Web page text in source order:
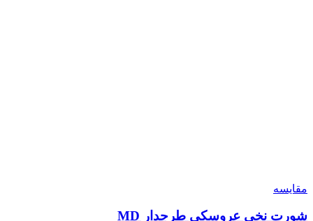
مقایسه
شورت نخی عروسکی طرحدار MD